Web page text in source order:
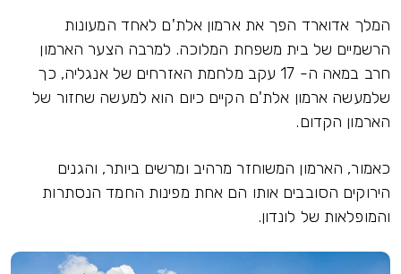
המלך אדוארד הפך את ארמון אלת'ם לאחד המעונות
הרשמיים של בית משפחת המלוכה. למרבה הצער הארמון
חרב במאה ה- 17 עקב מלחמת האזרחים של אנגליה, כך
שלמעשה ארמון אלת'ם הקיים כיום הוא למעשה שחזור של
הארמון הקדום.
כאמור, הארמון המשוחזר מרהיב ומרשים ביותר, והגנים
הירוקים הסובבים אותו הם אחת מפינות החמד הנסתרות
והמופלאות של לונדון.